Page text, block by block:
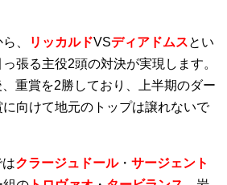
、 リッカルドVSディアドムスとい
張る主役2頭の対決が実現します。
重賞を2勝しており、上半期のダー
に向けて地元のトップは譲れないで
クラージュドール・ サージェント